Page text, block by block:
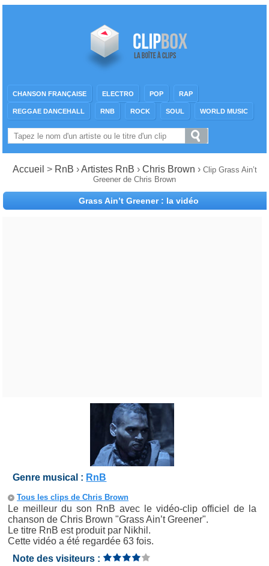
CHANSON FRANÇAISE ELECTRO POP RAP
REGGAE DANCEHALL RNB ROCK SOUL WORLD MUSIC
Accueil > RnB ›Artistes RnB › Chris Brown › Clip Grass Ain’t
Greener de Chris Brown
Grass Ain’t Greener : la vidéo
Genre musical : RnB
Tous les clips de Chris Brown
Le meilleur du son RnB avec le vidéo-clip officiel de la
chanson de Chris Brown "Grass Ain’t Greener".
Le titre RnB est produit par Nikhil.
Cette vidéo a été regardée 63 fois.
Note des visiteurs :